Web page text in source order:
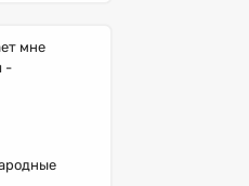
мне
-